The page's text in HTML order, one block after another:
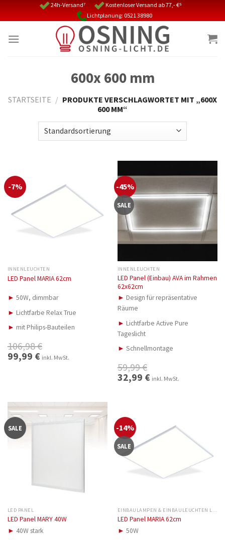
24h-Versand⁷
Kostenloser Versand ab 77,- €⁵
Lichtplanung: 0521 38980
600x 600 mm
STARTSEITE / PRODUKTE VERSCHLAGWORTET MIT „600X
600 MM“
-7%
INNENLEUCHTEN
LED Panel MARIA 62cm
► 50W, dimmbar
► Lichtfarbe Relax True
► mit Philips-Bauteilen
106,98€
Ursprünglicher
Preis
99,99 €Aktueller
Preis
inkl. MwSt.
-45%
SALE
INNENLEUCHTEN
LED Panel (Einbau) AVA im Rahmen
62x62cm
► Design für repräsentative
Räume
► Lichtfarbe Active Pure
Tageslicht
► Schnellmontage
59,99€
Ursprünglicher
Preis
32,99 €Aktueller
Preis
inkl. MwSt.
SALE
LED PANEL
LED Panel MARY 40W
► 40W stark
-14%
SALE
EINBAULAMPEN & EINBAULEUCHTEN LED
LED Panel MARIA 62cm
► 50W